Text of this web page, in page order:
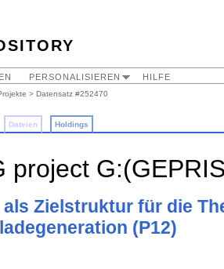
PERSONALISIEREN HILFE
> Datensatz #252470
Dateien Holdings
project
als Zielstruktur für die
(P12)